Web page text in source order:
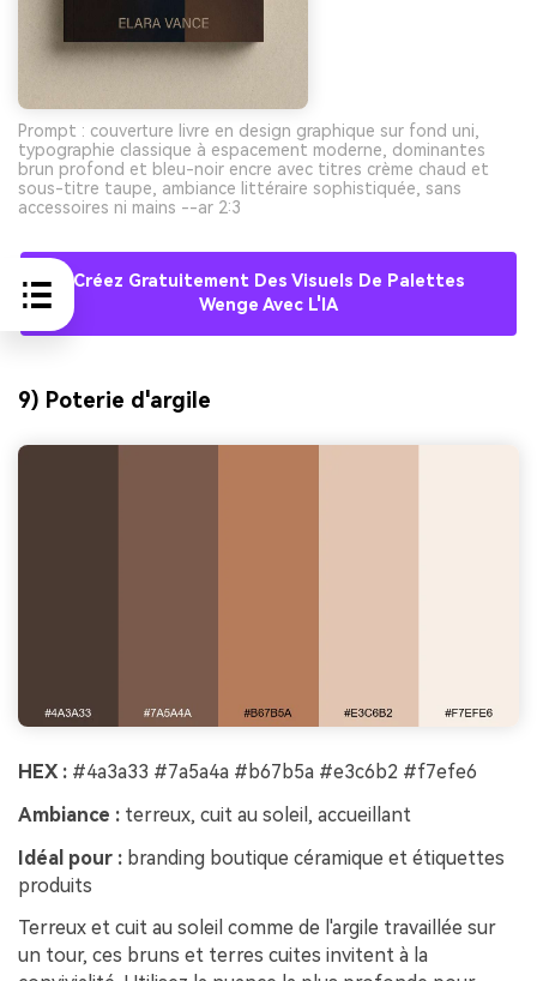
Prompt : couverture livre en design graphique sur fond uni,
typographie classique à espacement moderne, dominantes
brun profond et bleu-noir encre avec titres crème chaud et
sous-titre taupe, ambiance littéraire sophistiquée, sans
accessoires ni mains --ar 2:3
Créez Gratuitement Des Visuels De Palettes
Wenge Avec L'IA
9) Poterie d'argile
HEX : #4a3a33 #7a5a4a #b67b5a #e3c6b2 #f7efe6
Ambiance : terreux, cuit au soleil, accueillant
Idéal pour : branding boutique céramique et étiquettes
produits
Terreux et cuit au soleil comme de l'argile travaillée sur
un tour, ces bruns et terres cuites invitent à la